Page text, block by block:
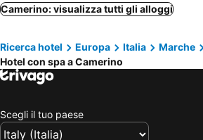
Bevagna, hotel con spa
Bettona, hotel con spa
Montefalco, hotel con spa
Cannara, hotel con spa
Bastia Umbra, hotel con spa
Gualdo Tadino, hotel con spa
Camerino: visualizza tutti gli alloggi
Ricerca hotel Europa Italia Marche
Hotel con spa a Camerino
Scegli il tuo paese